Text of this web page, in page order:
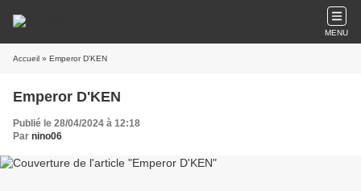
MENU
Accueil » Emperor D'KEN
Emperor D'KEN
Publié le 28/04/2024 à 12:18
Par nino06